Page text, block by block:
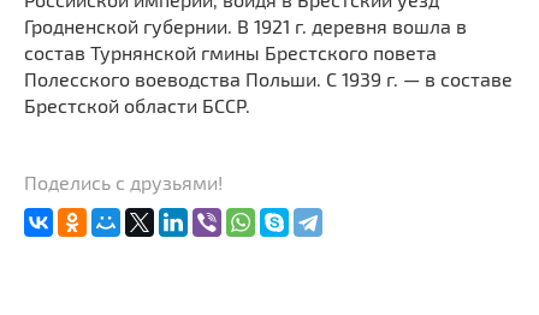
Гродненской губернии. В 1921 г. деревня вошла в
состав Турнянской гмины Брестского повета
Полесского воеводства Польши. С 1939 г. — в составе
Брестской области БССР.
Поделись с друзьями!